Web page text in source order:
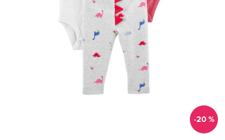
-20 %